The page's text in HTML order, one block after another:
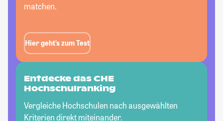
matchen.
Hier geht’s zum Test
Entdecke das CHE
Hochschulranking
Vergleiche Hochschulen nach ausgewählten
Kriterien direkt miteinander.